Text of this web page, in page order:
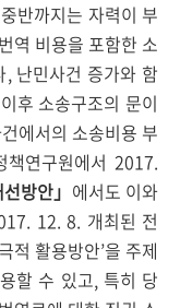
반까지는 자력이 부
역 비용을 포함한 소
난민사건 증가와 함
후 소송구조의 문이
에서의 소송비용 부
책연구원에서 2017.
방안」 에서도 이와
12. 8. 개최된 전
적 활용방안’을 주제
할 수 있고, 특히 당